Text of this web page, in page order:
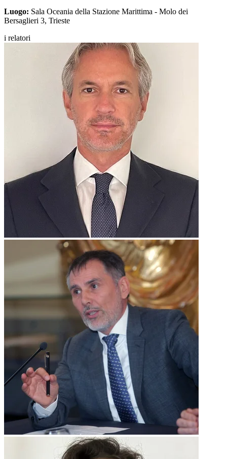
Luogo: Sala Oceania della Stazione Marittima - Molo dei
Bersaglieri 3, Trieste
i relatori